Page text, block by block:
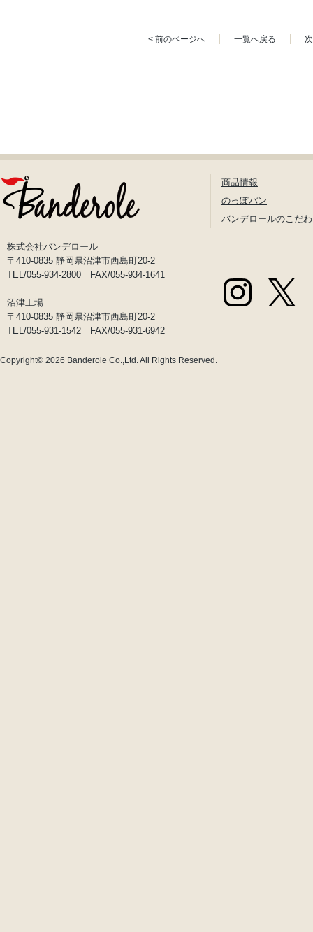
< 前のページへ 一覧へ戻る
株式会社バンデロール
〒410-0835 静岡県沼津市西島町20-2
TEL/055-934-2800 FAX/055-934-1641
沼津工場
〒410-0835 静岡県沼津市西島町20-2
TEL/055-931-1542 FAX/055-931-6942
商品情報
のっぽパン
バンデロールのこだ
Copyright© 2026 Banderole Co.,Ltd.All Rights Reserved.